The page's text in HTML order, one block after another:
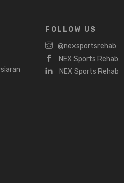
FOLLOW US
@nexsportsrehab
NEX Sports Rehab
NEX Sports Rehab